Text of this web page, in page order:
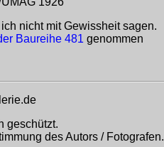
nicht mit Gewissheit sagen.
Baureihe 481 genommen
geschützt.
des Autors / Fotografen.